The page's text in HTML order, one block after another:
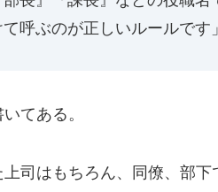
呼ぶのが正しいルールです」
てある。
司はもちろん、同僚、部